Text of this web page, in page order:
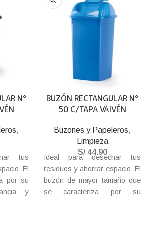
N°
,
tus
El
por su
y
BUZÓN RECTANGULAR N°
50 C/TAPA VAIVÉN
Buzones y Papeleros,
Limpieza
S/44.90
Ideal para desechar tus
residuos y ahorrar espacio. El
buzón de mayor tamaño que
se caracteriza por su